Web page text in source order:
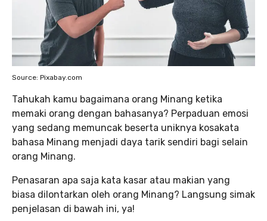
Source: Pixabay.com
Tahukah kamu bagaimana orang Minang ketika
memaki orang dengan bahasanya? Perpaduan emosi
yang sedang memuncak beserta uniknya kosakata
bahasa Minang menjadi daya tarik sendiri bagi selain
orang Minang.
Penasaran apa saja kata kasar atau makian yang
biasa dilontarkan oleh orang Minang? Langsung simak
penjelasan di bawah ini, ya!